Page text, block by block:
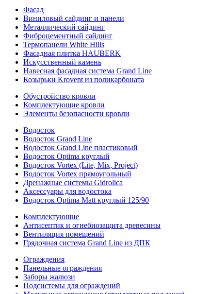
Фасад
Виниловый сайдинг и панели
Металлический сайдинг
Фиброцементный сайдинг
Термопанели White Hills
Фасадная плитка HAUBERK
Искусственный камень
Навесная фасадная система Grand Line
Козырьки Krovent из поликарбоната
Обустройство кровли
Комплектующие кровли
Элементы безопасности кровли
Водосток
Водосток Grand Line
Водосток Grand Line пластиковый
Водосток Optima круглый
Водосток Vortex (Lite, Mix, Project)
Водосток Vortex прямоугольный
Дренажные системы Gidrolica
Аксессуары для водостока
Водосток Optima Matt круглый 125/90
Комплектующие
Антисептик и огнебиозащита древесины
Вентиляция помещений
Грядочная система Grand Line из ДПК
Ограждения
Панельные ограждения
Заборы жалюзи
Подсистемы для ограждений